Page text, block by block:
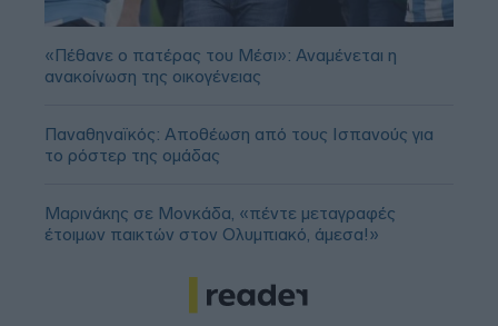
«Πέθανε ο πατέρας του Μέσι»: Αναμένεται η
ανακοίνωση της οικογένειας
Παναθηναϊκός: Αποθέωση από τους Ισπανούς για
το ρόστερ της ομάδας
Μαρινάκης σε Μονκάδα, «πέντε μεταγραφές
έτοιμων παικτών στον Ολυμπιακό, άμεσα!»